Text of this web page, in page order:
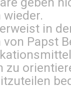
wieder.
in
von Papst
zu